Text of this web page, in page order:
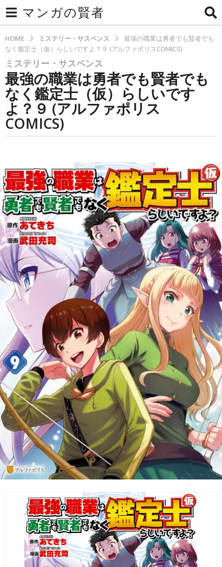
マンガの賢者
HOME ミステリー・サスペンス
最強の職業は勇者でも賢者でも
なく鑑定士（仮）らしいですよ？９ (アルファポリスCOMICS)
3
か
月
a
g
o
a
g
o
ミステリー・サスペンス
最強の職業は勇者でも賢者でも
なく鑑定士（仮）らしいです
よ？９ (アルファポリス
COMICS)
b
y
t
e
c
h